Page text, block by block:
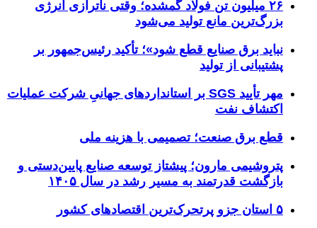
۲۶ میلیون تن فولاد گمشده؛ وقتی ناترازی انرژی
بزرگ‌ترین مانع تولید می‌شود
نباید برق صنایع قطع شود»؛ تأکید رئیس‌جمهور بر
پشتیبانی از تولید
مهر تأیید SGS بر استانداردهای جهانیِ شرکت عملیات
اکتشاف نفت
قطع برق صنعت؛ تصمیمی با هزینه ملی
پتروشیمی مارون؛ پیشتاز توسعه صنایع پایین‌دستی و
بازگشت قدرتمند به مسیر رشد در سال ۱۴۰۵
۵ استان جزو پرتحرک‌ترین اقتصاد‌های کشور